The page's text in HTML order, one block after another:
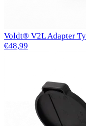
Voldt® V2L Adapter
€48,99